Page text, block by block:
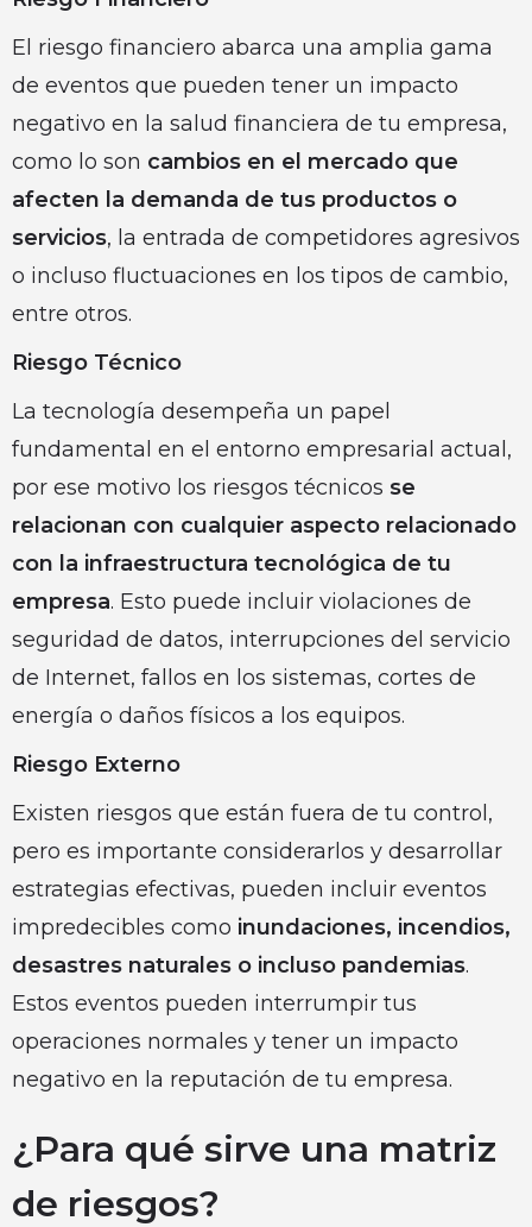
El riesgo financiero abarca una amplia gama
de eventos que pueden tener un impacto
negativo en la salud financiera de tu empresa,
como lo son cambios en el mercado que
afecten la demanda de tus productos o
servicios, la entrada de competidores agresivos
o incluso fluctuaciones en los tipos de cambio,
entre otros.
Riesgo Técnico
La tecnología desempeña un papel
fundamental en el entorno empresarial actual,
por ese motivo los riesgos técnicos se
relacionan con cualquier aspecto relacionado
con la infraestructura tecnológica de tu
empresa. Esto puede incluir violaciones de
seguridad de datos, interrupciones del servicio
de Internet, fallos en los sistemas, cortes de
energía o daños físicos a los equipos.
Riesgo Externo
Existen riesgos que están fuera de tu control,
pero es importante considerarlos y desarrollar
estrategias efectivas, pueden incluir eventos
impredecibles como inundaciones, incendios,
desastres naturales o incluso pandemias.
Estos eventos pueden interrumpir tus
operaciones normales y tener un impacto
negativo en la reputación de tu empresa.
¿Para qué sirve una matriz
de riesgos?